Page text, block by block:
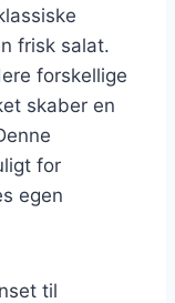
frisk salat.
forskellige
skaber en
for
egen
til